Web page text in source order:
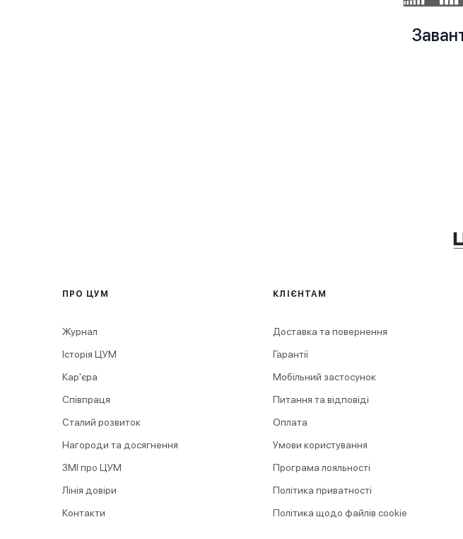
ПРО ЦУМ
Журнал
Історія ЦУМ
Кар'єра
Співпраця
Сталий розвиток
Нагороди та досягнення
ЗМІ про ЦУМ
Лінія довіри
Контакти
КЛІЄНТАМ
Доставка та повернення
Гарантії
Мобільний застосунок
Питання та відповіді
Оплата
Умови користування
Програма лояльності
Політика приватності
Політика щодо файлів cookie